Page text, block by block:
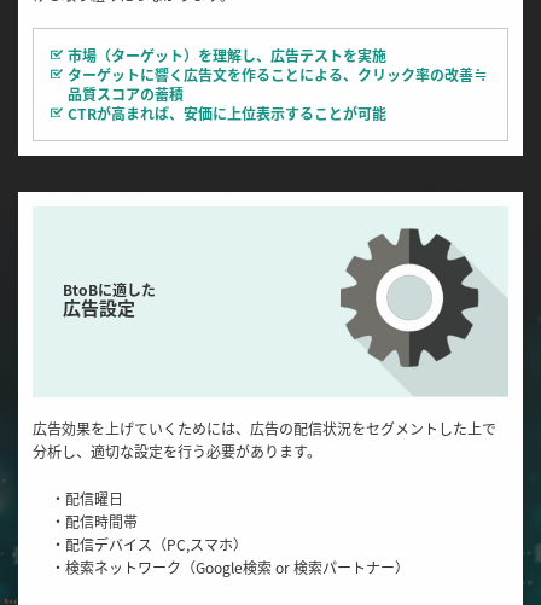
市場（ターゲット）を理解し、広告テストを実施
ターゲットに響く広告文を作ることによる、クリック率の改善≒
品質スコアの蓄積
CTRが高まれば、安価に上位表示することが可能
BtoBに適した
広告設定
広告効果を上げていくためには、広告の配信状況をセグメントした上で
分析し、適切な設定を行う必要があります。
・配信曜日
・配信時間帯
・配信デバイス（PC,スマホ）
・検索ネットワーク（Google検索 or 検索パートナー）